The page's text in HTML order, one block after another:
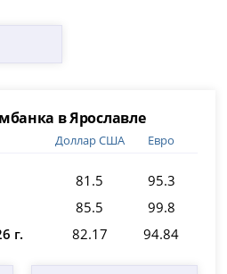
в Ярославле
Доллар США Евро
81.5
95.3
85.5
99.8
г.
82.17 94.84